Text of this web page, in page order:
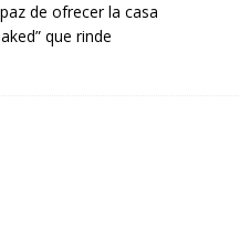
de ofrecer la casa
que rinde